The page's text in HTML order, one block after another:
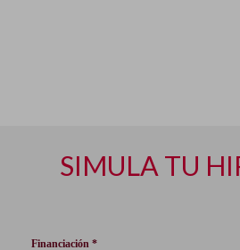
SIMULA TU
Financiación *